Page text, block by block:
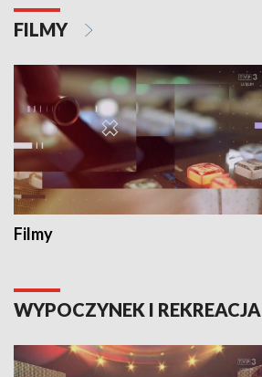
FILMY
Filmy
WYPOCZYNEK I REKREACJA